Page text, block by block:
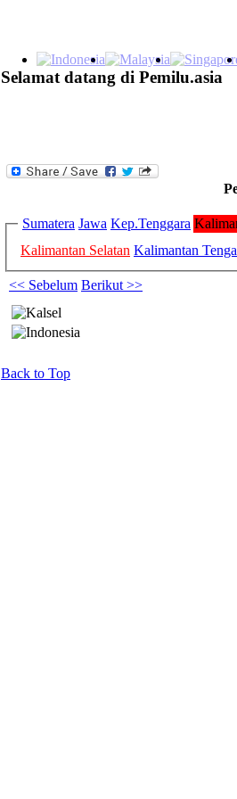
Selamat datang di Pemilu.asia
Sumatera Jawa Kep.Tenggara
Kalimantan Selatan Kalimantan
<< Sebelum Berikut >>
Back to Top